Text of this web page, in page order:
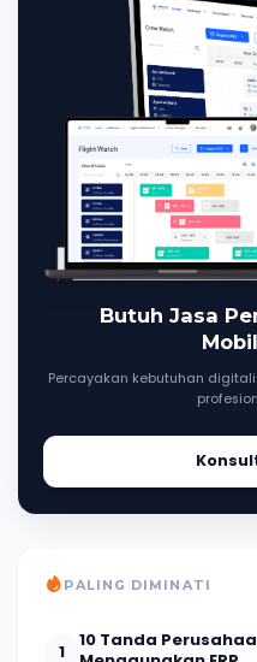
Butuh Jasa
Percayakan kebutuhan
PALING DIMINATI
1
10 Tanda